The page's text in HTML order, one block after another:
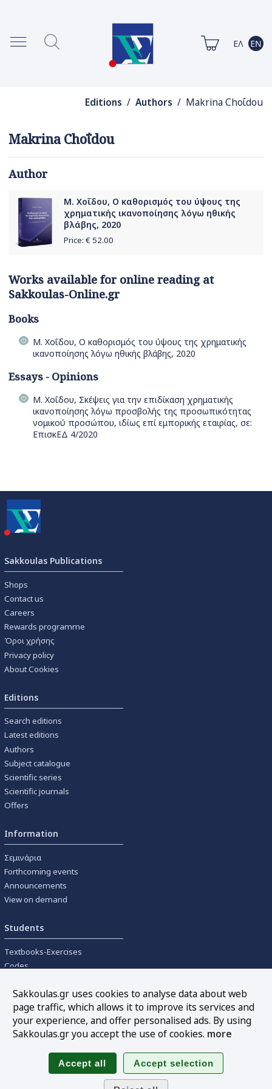
Editions / Authors / Makrina Choΐdou
Makrina Choΐdou
Author
Μ. Χοΐδου, Ο καθορισμός του ύψους της
χρηματικής ικανοποίησης λόγω ηθικής
βλάβης, 2020
Price: € 52.00
Works available for online reading at
Sakkoulas-Online.gr
Books
Μ. Χοΐδου, Ο καθορισμός του ύψους της χρηματικής
ικανοποίησης λόγω ηθικής βλάβης, 2020
Essays - Opinions
Μ. Χοΐδου, Σκέψεις για την επιδίκαση χρηματικής
ικανοποίησης λόγω προσβολής της προσωπικότητας
νομικού προσώπου, ιδίως επί εμπορικής εταιρίας, σε:
ΕπισκΕΔ 4/2020
Sakkoulas Publications
Shops
Contact us
Careers
Rewards programme
Όροι χρήσης
Privacy policy
About Cookies
Editions
Search editions
Latest editions
Authors
Subject catalogue
Scientific series
Scientific journals
Offers
Information
Σεμινάρια
Forthcoming events
Announcements
View on demand
Students
Textbooks-Exercises
Codes
Tools
Online interest calculation
Sakkoulas.gr uses cookies to analyse data about web
page traffic, which allows it to improve its services and
your experience, and offer personalised ads. By using
Sakkoulas.gr you accept the use of cookies. more